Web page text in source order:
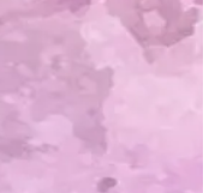
למייל ב17.7.
בקורס אלמד אתכם
הערכה, כיצד ליצור
הגשמה, כיצד